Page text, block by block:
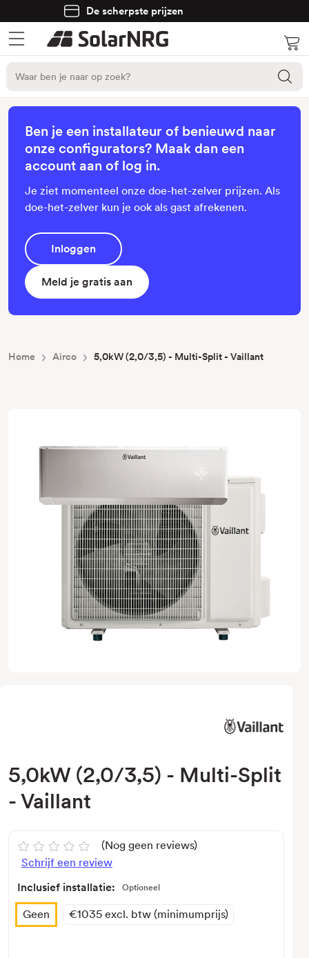
Unieke product configurators
Ben je een installateur of benieuwd naar
onze configurators? Maak dan een
account aan of log in.
Je ziet momenteel onze doe-het-zelver prijzen. Als
doe-het-zelver kun je ook als gast afrekenen.
Inloggen
Meld je gratis aan
Home Airco 5,0kW (2,0/3,5) - Multi-Split - Vaillant
5,0kW (2,0/3,5) - Multi-Split
- Vaillant
(Nog geen reviews)
Schrijf een review
Inclusief installatie:
Optioneel
Geen €1035 excl. btw (minimumprijs)